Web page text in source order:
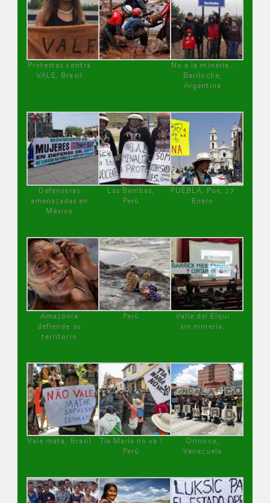
Protestas contra
VALE, Brasil
No a la minería ,
Bariloche,
Argentina
Defensoras
amenazadas en
México
Las Bambas,
Perú
PUEBLA, Pue, 27
Enero
Amazonía
defiende su
territorio
Perú
Valle del Elqui
sin minería.
Vale mata, Brasil
Tía María no va !
Perú
Orinoco,
Venezuela